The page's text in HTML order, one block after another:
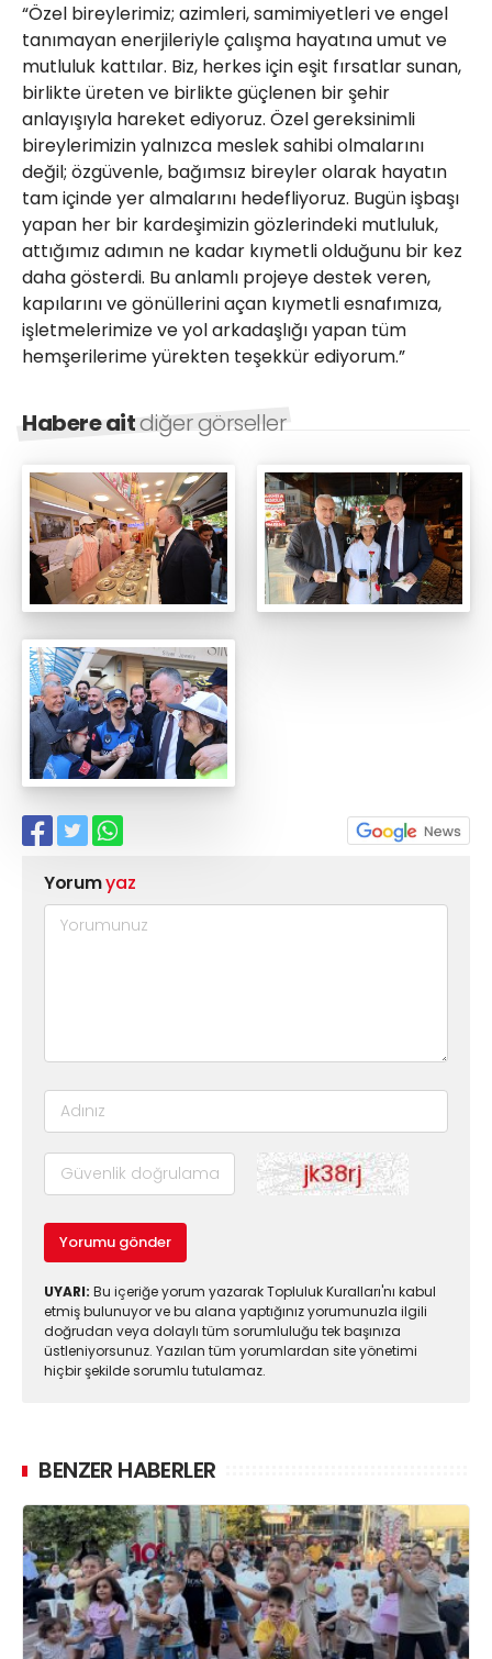
“Özel bireylerimiz; azimleri, samimiyetleri ve engel
tanımayan enerjileriyle çalışma hayatına umut ve
mutluluk kattılar. Biz, herkes için eşit fırsatlar sunan,
birlikte üreten ve birlikte güçlenen bir şehir
anlayışıyla hareket ediyoruz. Özel gereksinimli
bireylerimizin yalnızca meslek sahibi olmalarını
değil; özgüvenle, bağımsız bireyler olarak hayatın
tam içinde yer almalarını hedefliyoruz. Bugün işbaşı
yapan her bir kardeşimizin gözlerindeki mutluluk,
attığımız adımın ne kadar kıymetli olduğunu bir kez
daha gösterdi. Bu anlamlı projeye destek veren,
kapılarını ve gönüllerini açan kıymetli esnafımıza,
işletmelerimize ve yol arkadaşlığı yapan tüm
hemşerilerime yürekten teşekkür ediyorum.”
Habere aitdiğer görseller
Yorumyaz
Yorumu gönder
UYARI: Bu içeriğe yorum yazarak Topluluk Kuralları'nı kabul
etmiş bulunuyor ve bu alana yaptığınız yorumunuzla ilgili
doğrudan veya dolaylı tüm sorumluluğu tek başınıza
üstleniyorsunuz. Yazılan tüm yorumlardan site yönetimi
hiçbir şekilde sorumlu tutulamaz.
BENZER HABERLER